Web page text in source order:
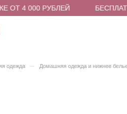
ОТ 4 000 РУБЛЕЙ
одежда – Домашняя одежда и нижнее